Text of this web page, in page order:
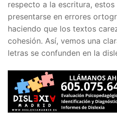
respecto a la escritura, estos
presentarse en errores
haciendo que los textos
cohesión. Así, vemos una
letras se confunden en la